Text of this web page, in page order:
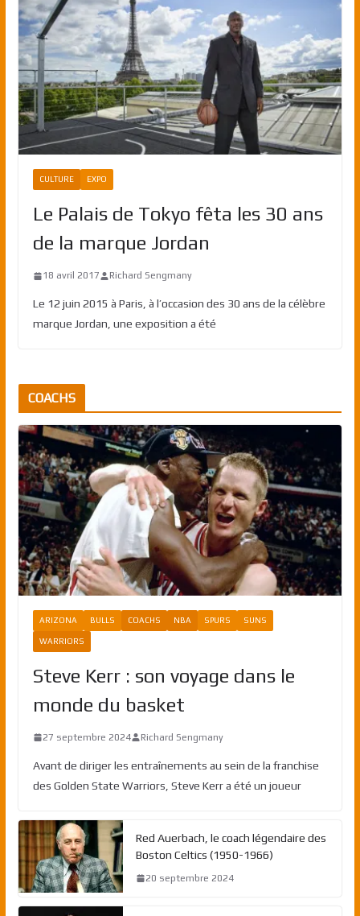
CULTURE EXPO
Le Palais de Tokyo fêta les 30 ans
de la marque Jordan
18 avril 2017 Richard Sengmany
Le 12 juin 2015 à Paris, à l’occasion des 30 ans de la célèbre
marque Jordan, une exposition a été
COACHS
ARIZONA BULLS COACHS NBA SPURS SUNS
WARRIORS
Steve Kerr : son voyage dans le
monde du basket
27 septembre 2024 Richard Sengmany
Avant de diriger les entraînements au sein de la franchise
des Golden State Warriors, Steve Kerr a été un joueur
Red Auerbach, le coach légendaire des
Boston Celtics (1950-1966)
20 septembre 2024